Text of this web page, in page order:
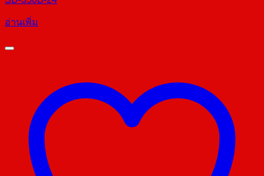
อ่านเพิ่ม